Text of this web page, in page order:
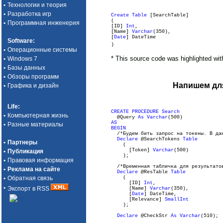
• Технологии и теория
• Разработка игр
• Программная инженерия
Software:
• Операционные системы
• Windows 7
• Базы данных
• Обзоры программ
• Графика и дизайн
Life:
• Компьютерная жизнь
• Разные материалы
• Партнеры
• Публикация
• Правовая информация
• Реклама на сайте
• Обратная связь
• Экспорт в RSS
Create Table[SearchTable]
(
[ID]
Int ,
[Name] Varchar(350),
[Date] DateTime
)
* This source code was highlighted
Напишем
CREATE PROCEDURE Search
@Query As Varchar(500)
AS
BEGIN
/*Будем бить запрос на токены. В
Declare@SearchTokens Table
(
[Token] Varchar(500)
);
/*Временная табличка для
Declare@ResTable Table
(
[ID]
Int ,
[Name] Varchar(350),
[Date] DateTime,
[Relevance] SmallInt
);
Declare@CheckStr As Varchar